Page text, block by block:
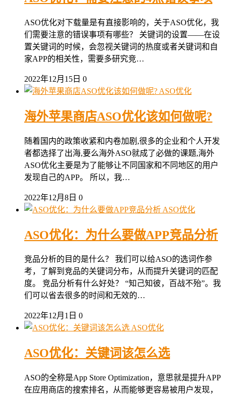
ASO优化对下载量是有直接影响的，关于ASO优化，我
们需要注意的错误事项有哪些？ 关键词的设置——在设
置关键词的时候，会忽视关键词的热度或者关键词和自
家APP的相关性，需要多研究竞…
2022年12月15日 0
ASO优化
海外苹果商店ASO优化该如何做呢?
随着国内的政策收紧和内卷加剧,很多的企业和个人开发
者都选择了出海,要么海外ASO就成了必做的课题,海外
ASO优化主要是为了能够让不同国家和不同地区的用户
发现自己的APP。 所以，我…
2022年12月8日 0
ASO优化
ASO优化：为什么要做APP竞品分析
竞品分析的目的是什么？ 我们可以给ASO的选词作参
考，了解到竞品的关键词分布，从而提升关键词的匹配
度。 竞品分析有什么好处？ “知己知彼，百战不殆”。我
们可以省去很多的时间和无效的…
2022年12月1日 0
ASO优化
ASO优化：关键词该怎么选
ASO的全称是App Store Optimization，意思就是提升APP
在应用商店的搜索排名，从而能够更容易被用户发现，